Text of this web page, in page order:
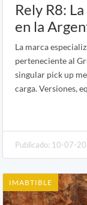
Rely R8:
en la
La marca
perteneciente al
singular pick up
carga. Versiones,
Publicado: 10-07-
IMABTIBLE